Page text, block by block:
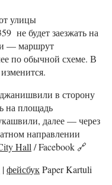
улицы
не будет заезжать на
— маршрут
по обычной схеме. В
в сторону
на площадь
далее — через
направлении
Hall / Facebook 🔗
|фейсбукPaper Kartuli